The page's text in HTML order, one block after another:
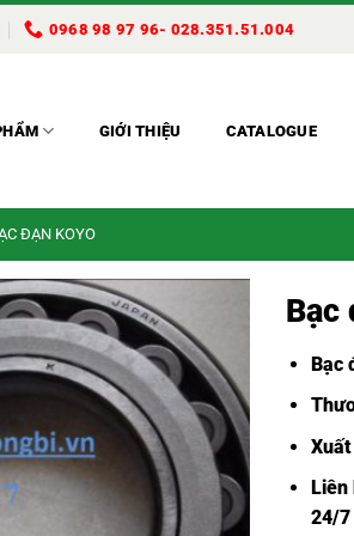
0968 98 97 96- 028.351.51.004
GIỚI THIỆU CATALOGUE
ĐẠN KOYO
Bạc
Bạc
24/7